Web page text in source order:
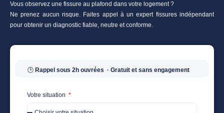
Vous observez une fissure au plafond dans votre logement ?
Ne prenez aucun risque. Faites appel à un expert fissures indépendant
pour obtenir un diagnostic fiable, neutre et conforme.
🕒 Rappel sous 2h ouvrées · Gratuit et sans engagement
Votre situation